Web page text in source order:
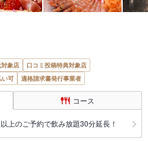
対象店
口コミ投稿特典対象店
い可 適格請求書発行事業者
コース
上のご予約で飲み放題30分延長！